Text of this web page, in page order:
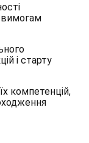
вимогам
і старту
компетенцій,